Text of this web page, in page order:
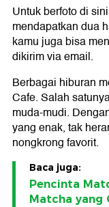
Untuk berfoto di
mendapatkan dua
kamu juga bisa
dikirim via email.
Berbagai hiburan
Cafe. Salah
muda-mudi.
yang enak, tak
nongkrong favorit.
Baca juga:
Pencinta
Matcha yang